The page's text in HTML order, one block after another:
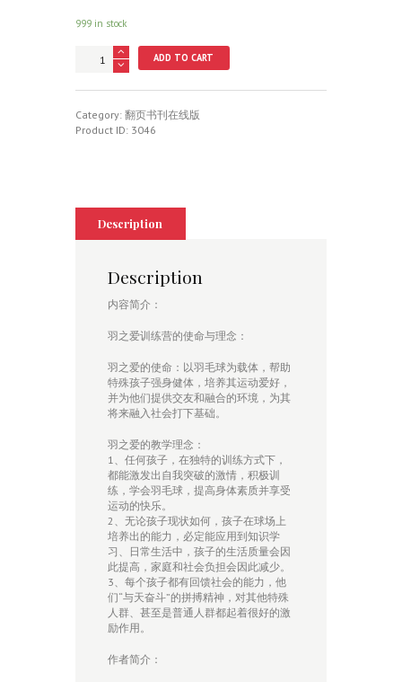
999 in stock
殊
儿
羽
quantity
ADD TO CART
Category: 翻页书刊在线版
Product ID: 3046
Description
Description
内容简介：
羽之爱训练营的使命与理念：
羽之爱的使命：以羽毛球为载体，帮助
特殊孩子强身健体，培养其运动爱好，
并为他们提供交友和融合的环境，为其
将来融入社会打下基础。
羽之爱的教学理念：
1、任何孩子，在独特的训练方式下，
都能激发出自我突破的激情，积极训
练，学会羽毛球，提高身体素质并享受
运动的快乐。
2、无论孩子现状如何，孩子在球场上
培养出的能力，必定能应用到知识学
习、日常生活中，孩子的生活质量会因
此提高，家庭和社会负担会因此减少。
3、每个孩子都有回馈社会的能力，他
们“与天奋斗”的拼搏精神，对其他特殊
人群、甚至是普通人群都起着很好的激
励作用。
作者简介：